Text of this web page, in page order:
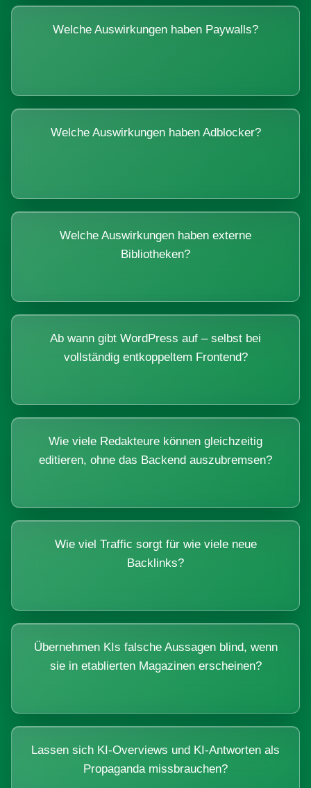
Welche Auswirkungen haben Paywalls?
Welche Auswirkungen haben Adblocker?
Welche Auswirkungen haben externe
Bibliotheken?
Ab wann gibt WordPress auf – selbst bei
vollständig entkoppeltem Frontend?
Wie viele Redakteure können gleichzeitig
editieren, ohne das Backend auszubremsen?
Wie viel Traffic sorgt für wie viele neue
Backlinks?
Übernehmen KIs falsche Aussagen blind, wenn
sie in etablierten Magazinen erscheinen?
Lassen sich KI-Overviews und KI-Antworten als
Propaganda missbrauchen?